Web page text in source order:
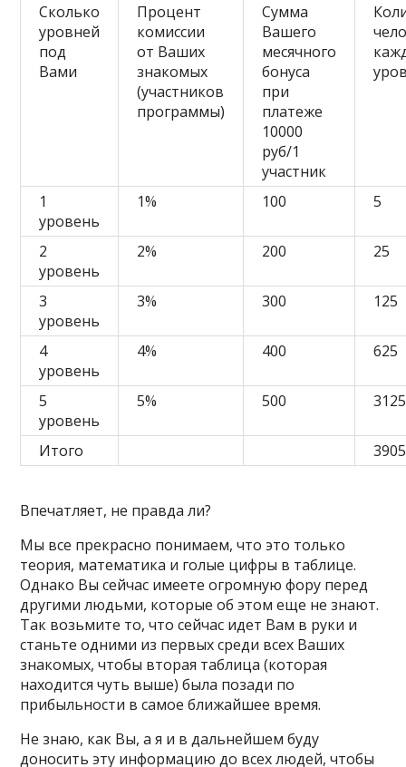
Сколько
уровней
под
Вами
Процент
комиссии
от Ваших
знакомых
(участников
программы)
Сумма
Вашего
месячного
бонуса
при
платеже
10000
руб/1
участник
1
уровень
1% 100 5
2
уровень
2% 200 25
3
уровень
3% 300 125
4
уровень
4% 400 625
5
уровень
5% 500 3125
Итого 3905
Впечатляет, не правда ли?
Мы все прекрасно понимаем, что это только
теория, математика и голые цифры в таблице.
Однако Вы сейчас имеете огромную фору перед
другими людьми, которые об этом еще не знают.
Так возьмите то, что сейчас идет Вам в руки и
станьте одними из первых среди всех Ваших
знакомых, чтобы вторая таблица (которая
находится чуть выше) была позади по
прибыльности в самое ближайшее время.
Не знаю, как Вы, а я и в дальнейшем буду
доносить эту информацию до всех людей, чтобы